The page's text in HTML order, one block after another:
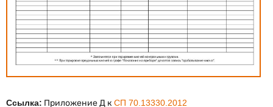
Ссылка: Приложение Д к СП 70.13330.2012